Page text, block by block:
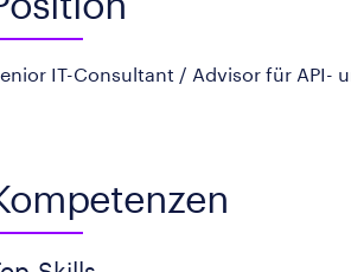
IT-Consultant / Advisor für API-